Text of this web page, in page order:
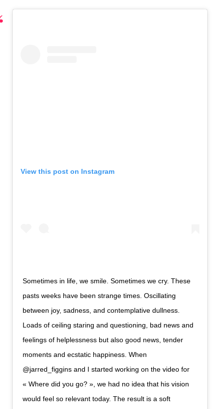
View this post on Instagram
Sometimes in life, we smile. Sometimes we cry. These
pasts weeks have been strange times. Oscillating
between joy, sadness, and contemplative dullness.
Loads of ceiling staring and questioning, bad news and
feelings of helplessness but also good news, tender
moments and ecstatic happiness. When
@jarred_figgins and I started working on the video for
« Where did you go? », we had no idea that his vision
would feel so relevant today. The result is a soft